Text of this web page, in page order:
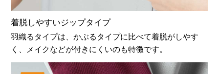
着脱しやすいジップタイプ
羽織るタイプは、かぶるタイプに比べて着脱がしやす
く、メイクなどが付きにくいのも特徴です。